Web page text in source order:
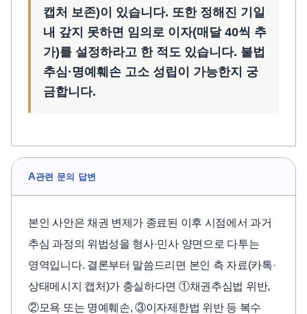
캡처 보존)이 있습니다. 또한 정해진 기일
내 갚지 못하면 임의로 이자(매달 40씩 추
가)를 설정하라고 한 적도 있습니다. 불법
추심·명예훼손 고소 성립이 가능한지 궁
금합니다.
A관련 문의 답변
본인 사안은 채권 변제가 종료된 이후 시점에서 과거
추심 과정의 위법성을 형사·민사 양면으로 다투는
영역입니다. 결론부터 말씀드리면 본인 측 자료(카톡·
상태메시지 캡처)가 충실하다면 ①채권추심법 위반,
②모욕 또는 명예훼손, ③이자제한법 위반 등 복수